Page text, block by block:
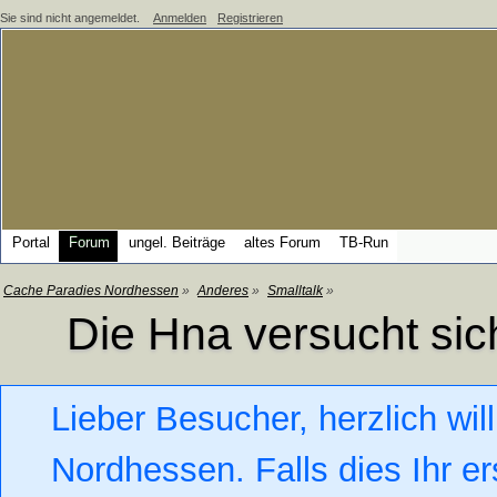
Sie sind nicht angemeldet. Anmelden Registrieren
Portal Forum ungel. Beiträge altes Forum TB-Run
Cache Paradies Nordhessen » Anderes » Smalltalk»
Die Hna versucht
Lieber Besucher, herzlich
Nordhessen. Falls dies Ihr